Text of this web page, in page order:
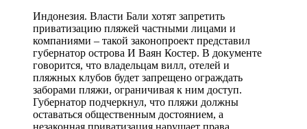
Индонезия. Власти Бали хотят запретить
приватизацию пляжей частными лицами и
компаниями – такой законопроект представил
губернатор острова И Ваян Костер. В документе
говорится, что владельцам вилл, отелей и
пляжных клубов будет запрещено ограждать
заборами пляжи, ограничивая к ним доступ.
Губернатор подчеркнул, что пляжи должны
оставаться общественным достоянием, а